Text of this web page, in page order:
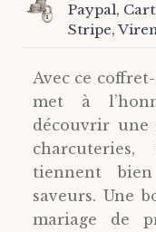
Paypal,
Stripe,
Avec ce
met à
découvrir une
tiennent
saveurs. Une
mariage de